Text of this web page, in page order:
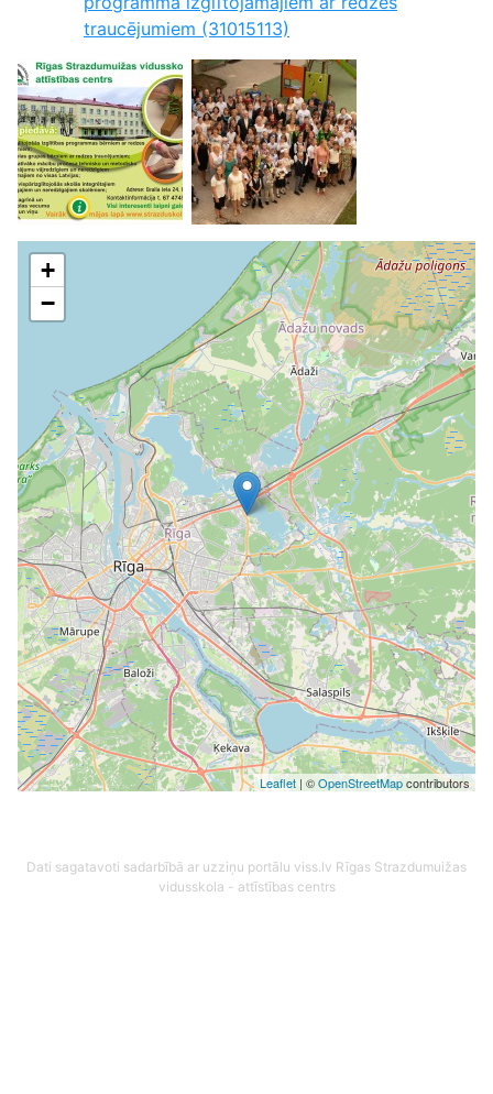
traucējumiem (31015113)
+
−
Leaflet | ©OpenStreetMapcontributors
Dati sagatavoti sadarbībā ar uzziņu portālu viss.lv Rīgas Strazdumuižas
vidusskola - attīstības centrs